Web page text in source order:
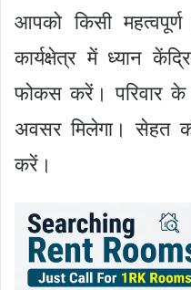
आपको किसी
कार्यक्षेत्र में ध्यान
फोकस करें। परिवार के
अवसर मिलेगा। सेहत
करें।